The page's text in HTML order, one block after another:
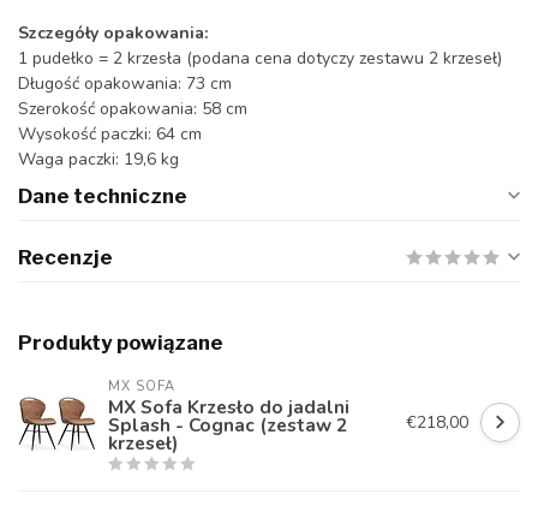
Szczegóły opakowania:
1 pudełko = 2 krzesła (podana cena dotyczy zestawu 2 krzeseł)
Długość opakowania: 73 cm
Szerokość opakowania: 58 cm
Wysokość paczki: 64 cm
Waga paczki: 19,6 kg
Dane techniczne
Recenzje
Produkty powiązane
MX SOFA
MX Sofa Krzesło do jadalni
Splash - Cognac (zestaw 2
krzeseł)
€218,00